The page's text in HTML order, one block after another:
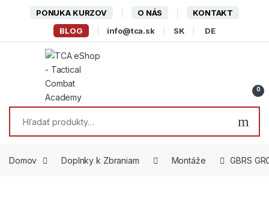
PONUKA KURZOV O NÁS
KONTAKT
BLOG
info@tca.sk SK DE
0
Domov Doplnky k Zbraniam Montáže GBRS